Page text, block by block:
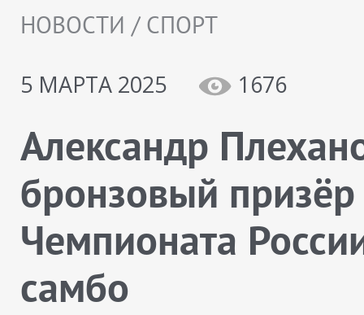
НОВОСТИ / СПОРТ
5 МАРТА 2025
1676
Александр
бронзовый призëр
Чемпионата
самбо